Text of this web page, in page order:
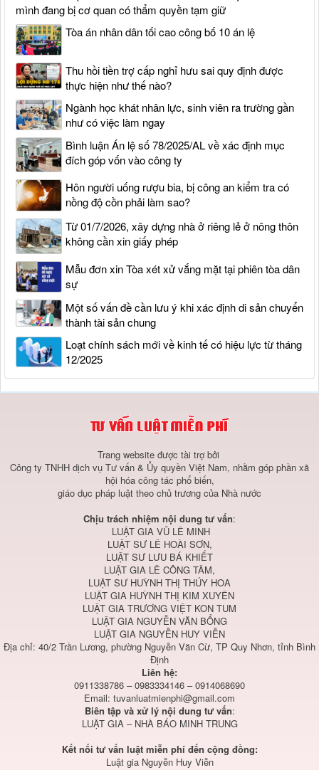
mình đang bị cơ quan có thẩm quyền tạm giữ
Tòa án nhân dân tối cao công bố 10 án lệ
Thu hồi tiền trợ cấp nghỉ hưu sai quy định được
thực hiện như thế nào?
Ngành học khát nhân lực, sinh viên ra trường gần
như có việc làm ngay
Bình luận Án lệ số 78/2025/AL về xác định mục
đích góp vốn vào công ty
Hôn người uống rượu bia, bị công an kiểm tra có
nồng độ cồn phải làm sao?
Từ 01/7/2026, xây dựng nhà ở riêng lẻ ở nông thôn
không cần xin giấy phép
Mẫu đơn xin Tòa xét xử vắng mặt tại phiên tòa dân
sự
Một số vấn đề cần lưu ý khi xác định di sản chuyển
thành tài sản chung
Loạt chính sách mới về kinh tế có hiệu lực từ tháng
12/2025
Trang website được tài trợ bởi
Công ty TNHH dịch vụ Tư vấn & Ủy quyền Việt Nam, nhằm góp phần xã
hội hóa công tác phổ biến,
giáo dục pháp luật theo chủ trương của Nhà nước
Chịu trách nhiệm nội dung tư vấn:
LUẬT GIA VŨ LÊ MINH
LUẬT SƯ LÊ HOÀI SƠN,
LUẬT SƯ LƯU BÁ KHIẾT
LUẬT GIA LÊ CÔNG TÂM,
LUẬT SƯ HUỲNH THỊ THÚY HOA
LUẬT GIA HUỲNH THỊ KIM XUYÊN
LUẬT GIA TRƯƠNG VIỆT KON TUM
LUẬT GIA NGUYỄN VĂN BỔNG
LUẬT GIA NGUYỄN HUY VIỄN
Địa chỉ: 40/2 Trần Lương, phường Nguyễn Văn Cừ, TP Quy Nhơn, tỉnh Bình
Định
Liên hệ:
0911338786 – 0983334146 – 0914068690
Email: tuvanluatmienphi@gmail.com
Biên tập và xử lý nội dung tư vấn:
LUẬT GIA – NHÀ BÁO MINH TRUNG
Kết nối tư vấn luật miễn phí đến cộng đồng:
Luật gia Nguyễn Huy Viễn